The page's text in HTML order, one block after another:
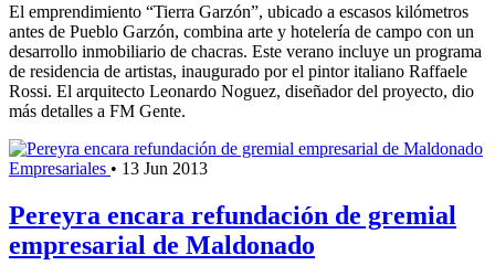
El emprendimiento “Tierra Garzón”, ubicado a escasos kilómetros
antes de Pueblo Garzón, combina arte y hotelería de campo con un
desarrollo inmobiliario de chacras. Este verano incluye un programa
de residencia de artistas, inaugurado por el pintor italiano Raffaele
Rossi. El arquitecto Leonardo Noguez, diseñador del proyecto, dio
más detalles a FM Gente.
Empresariales • 13 Jun 2013
Pereyra encara refundación de gremial
empresarial de Maldonado